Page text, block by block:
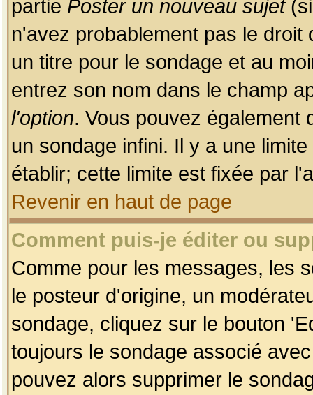
partie Poster un nouveau sujet(si
n'avez probablement pas le
un titre pour le sondage et au
entrez son nom dans le champ
l'option. Vous pouvez également
un sondage infini. Il y a une
établir; cette limite est fixée par
Revenir en haut de page
Comment puis-je éditer ou
Comme pour les messages, les
le posteur d'origine, un
sondage, cliquez sur le bouton
toujours le sondage associé
pouvez alors supprimer le